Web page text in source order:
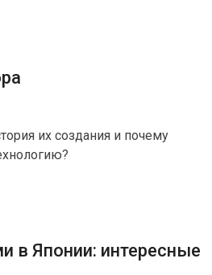
их создания и почему
в Японии: интересные